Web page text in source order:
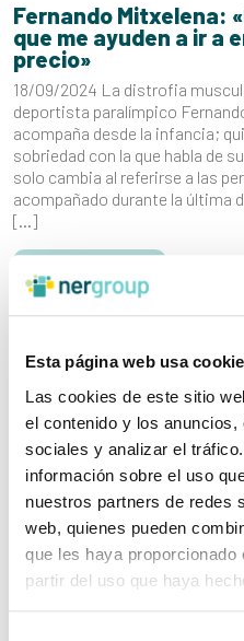
Esta página web usa
Las cookies de este sitio
el contenido y los
sociales y analizar el
información sobre el uso
nuestros partners de redes
web, quienes pueden
que les haya proporcionado
partir del uso que haya
Fernando Mitxelena:
que me ayuden a ir a
precio»
18/09/2024 La distrofia
deportista paralímpico
acompaña desde la infancia;
sobriedad con la que habla de
solo cambia al referirse a las
acompañado durante la última
[…]